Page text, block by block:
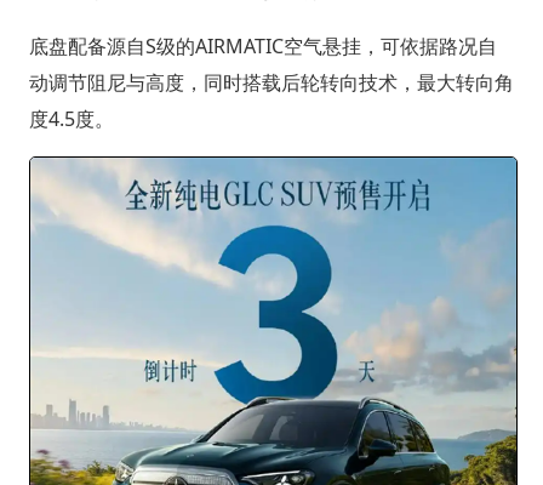
底盘配备源自S级的AIRMATIC空气悬挂，可依据路况自
动调节阻尼与高度，同时搭载后轮转向技术，最大转向角
度4.5度。